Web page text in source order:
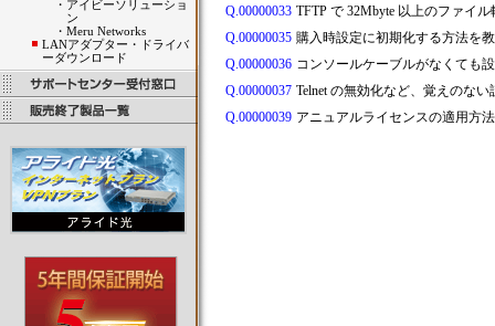
・ アイビーソリューショ
ン
・ Meru Networks
LANアダプター・ドライバ
ーダウンロード
Q.00000033 TFTP で 32Mbyte 以上のファイ
Q.00000035 購入時設定に初期化する方法を
Q.00000036 コンソールケーブルがなくても
Q.00000037 Telnet の無効化など、覚えのな
Q.00000039 アニュアルライセンスの適用方